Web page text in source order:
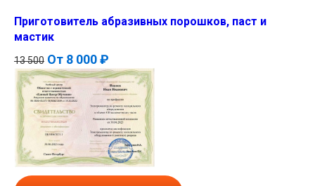
Приготовитель абразивных порошков, паст и
мастик
13 500 От 8 000 ₽